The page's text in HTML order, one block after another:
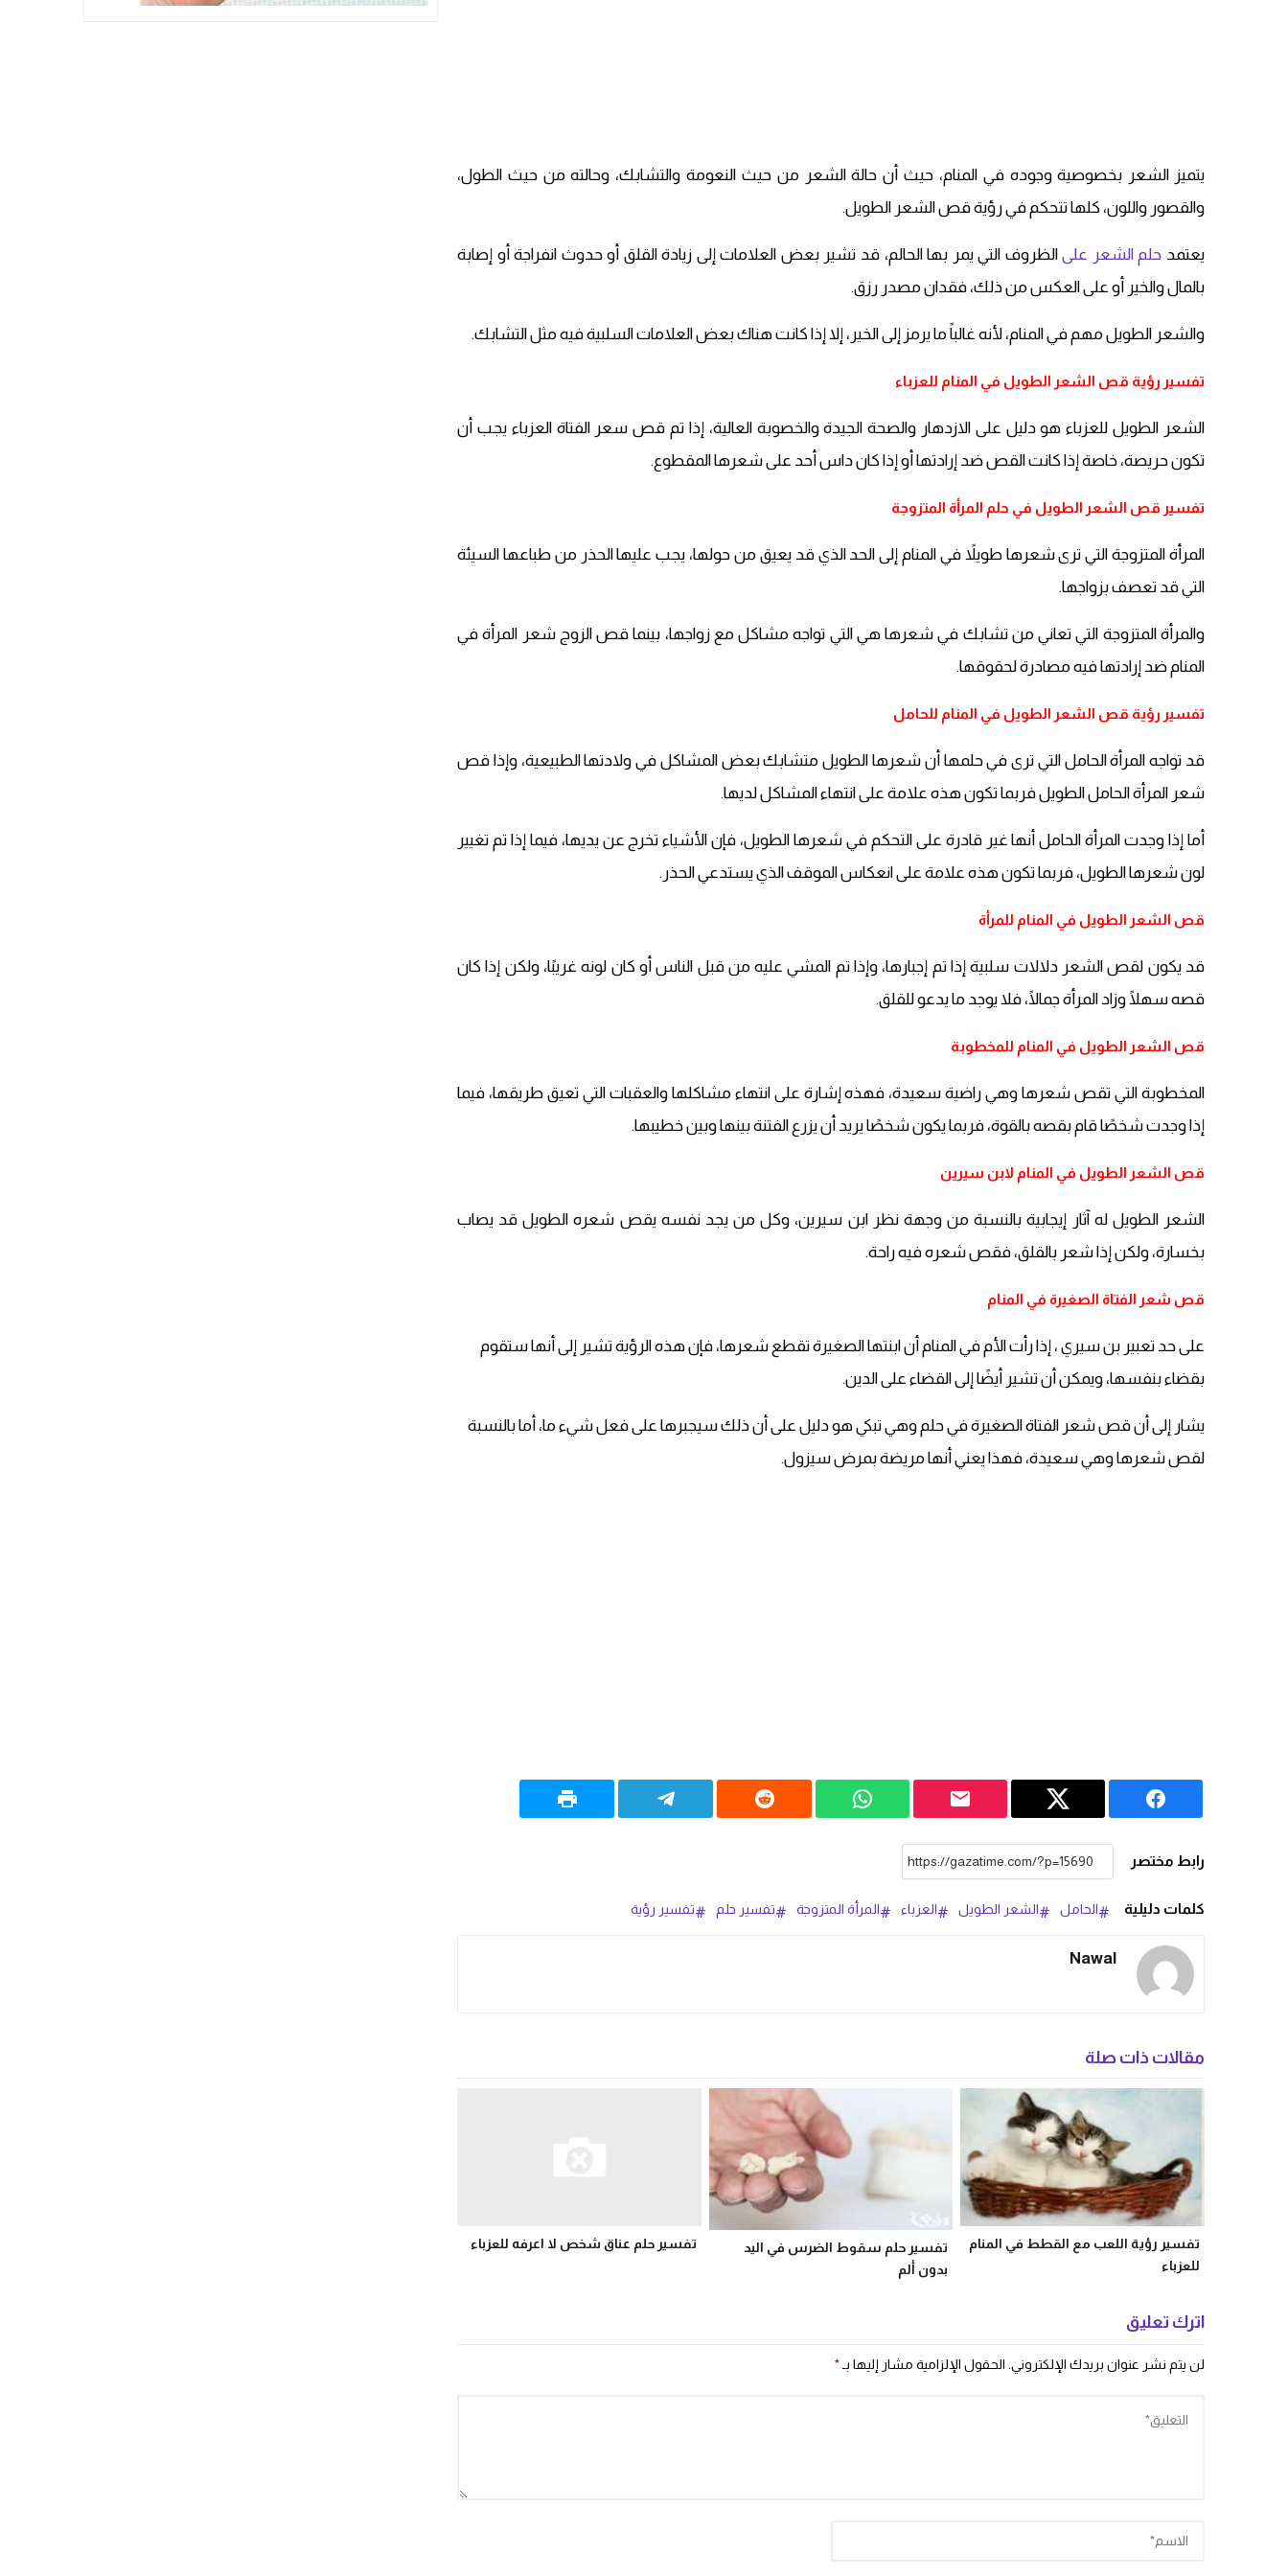
يتميز الشعر بخصوصية وجوده في المنام، حيث أن حالة الشعر من حيث النعومة والتشابك، وحالته من حيث الطول،
والقصور واللون، كلها تتحكم فيرؤية قص الشعر الطويل.
يعتمد حلم الشعر علىالظروف التي يمر بها الحالم، قد تشير بعض العلامات إلى زيادة القلق أو حدوث انفراجة أو إصابة
بالمال والخير أو على العكس من ذلك، فقدان مصدر رزق.
والشعر الطويل مهم في المنام، لأنه غالباً ما يرمز إلى الخير، إلا إذا كانت هناك بعض العلامات السلبية فيه مثل التشابك.
تفسير رؤية قص الشعر الطويل في المنام للعزباء
الشعر الطويل للعزباء هو دليل على الازدهار والصحة الجيدة والخصوبة العالية، إذا تم قص سعر الفتاة العزباء يجب أن
تكون حريصة، خاصة إذا كانت القص ضد إرادتها أو إذا كان داس أحد على شعرها المقطوع.
تفسير قص الشعر الطويل في حلم المرأة المتزوجة
المرأة المتزوجة التي ترى شعرها طويلاً في المنام إلى الحد الذي قد يعيق من حولها، يجب عليها الحذر من طباعها السيئة
التي قد تعصف بزواجها.
والمرأة المتزوجة التي تعاني من تشابك في شعرها هي التي تواجه مشاكل مع زواجها، بينما قص الزوج شعر المرأة في
المنام ضد إرادتها فيه مصادرة لحقوقها.
تفسير رؤية قص الشعر الطويل في المنام للحامل
قد تواجه المرأة الحامل التي ترى في حلمها أن شعرها الطويل متشابك بعض المشاكل في ولادتها الطبيعية، وإذا قص
شعر المرأة الحامل الطويل فربما تكون هذه علامة على انتهاء المشاكل لديها.
أما إذا وجدت المرأة الحامل أنها غير قادرة على التحكم في شعرها الطويل، فإن الأشياء تخرج عن يديها، فيما إذا تم تغيير
لون شعرها الطويل، فربما تكون هذه علامة على انعكاس الموقف الذي يستدعي الحذر.
قص الشعر الطويل في المنام للمرأة
قد يكون لقص الشعر دلالات سلبية إذا تم إجبارها، وإذا تم المشي عليه من قبل الناس أو كان لونه غريبًا، ولكن إذا كان
قصه سهلًا وزاد المرأة جمالًا، فلا يوجد ما يدعو للقلق.
قص الشعر الطويل في المنام للمخطوبة
المخطوبة التي تقص شعرها وهي راضية سعيدة، فهذه إشارة على انتهاء مشاكلها والعقبات التي تعيق طريقها، فيما
إذا وجدت شخصًا قام بقصه بالقوة، فربما يكون شخصًا يريد أن يزرع الفتنة بينها وبين خطيبها.
قص الشعر الطويل في المنام لابن سيرين
الشعر الطويل له آثار إيجابية بالنسبة من وجهة نظر ابن سيرين، وكل من يجد نفسه يقص شعره الطويل قد يصاب
بخسارة، ولكن إذا شعر بالقلق، فقص شعره فيه راحة.
قص شعر الفتاة الصغيرة في المنام
على حد تعبير بن سيري ، إذا رأت الأم في المنام أن ابنتها الصغيرة تقطع شعرها، فإن هذه الرؤية تشير إلى أنها ستقوم
بقضاء بنفسها، ويمكن أن تشير أيضًا إلى القضاء على الدين.
يشار إلى أن قص شعر الفتاة الصغيرة في حلم وهي تبكي هو دليل على أن ذلك سيجبرها على فعل شيء ما، أما بالنسبة
لقص شعرها وهي سعيدة، فهذا يعني أنها مريضة بمرض سيزول.
رابط مختصر
كلمات دليلية الحامل الشعر الطويل العزباء المرأة المتزوجة تفسير حلم تفسير رؤية
Nawal
مقالات ذات صلة
تفسير رؤية اللعب مع القطط في المنام
للعزباء
تفسير حلم سقوط الضرس في اليد
بدون ألم
تفسير حلم عناق شخص لا اعرفه للعزباء
اترك تعليق
لن يتم نشر عنوان بريدك الإلكتروني. الحقول الإلزامية مشار إليها بـ *